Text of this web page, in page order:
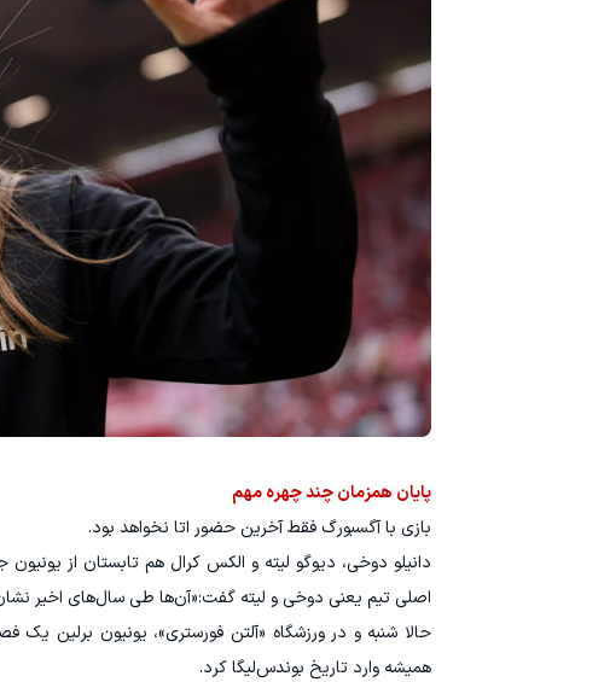
پایان همزمان چند چهره مهم
بازی با آگسبورگ فقط آخرین حضور اتا نخواهد بود.
دانیلو دوخی، دیوگو لیته و الکس کرال هم تابستان از
اصلی تیم یعنی دوخی و لیته گفت:«آن‌ها طی سال‌های اخیر
حالا شنبه و در ورزشگاه «آلتن فورستری»، یونیون برلین
همیشه وارد تاریخ بوندس‌لیگا کرد.